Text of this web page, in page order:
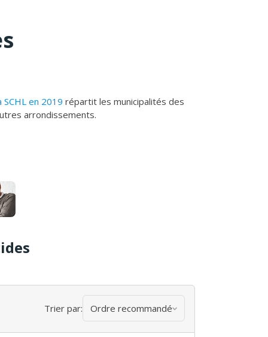
en 2019 répartit les municipalités des
arrondissements.
Trier par: Ordre recommandé